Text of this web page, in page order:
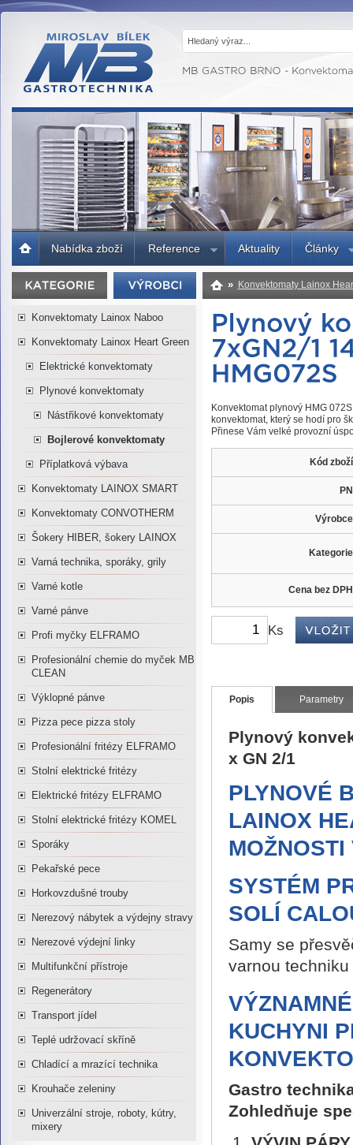
MB GASTRO
BRNO -
Gastrotechnika,
profesionální
kuchyně
strana
Nabídka zboží Reference Aktuality Články
Konvektomaty Lainox Naboo
Konvektomaty Lainox Heart Green
Elektrické konvektomaty
Plynové konvektomaty
Nástřikové konvektomaty
Bojlerové konvektomaty
Příplatková výbava
Konvektomaty LAINOX SMART
Konvektomaty CONVOTHERM
Šokery HIBER, šokery LAINOX
Varná technika, sporáky, grily
Varné kotle
Varné pánve
Profi myčky ELFRAMO
Profesionální chemie do myček MB
CLEAN
Výklopné pánve
Pizza pece pizza stoly
Profesionální fritézy ELFRAMO
Stolní elektrické fritézy
Elektrické fritézy ELFRAMO
Stolní elektrické fritézy KOMEL
Sporáky
Pekařské pece
Horkovzdušné trouby
Nerezový nábytek a výdejny stravy
Nerezové výdejní linky
Multifunkční přístroje
Regenerátory
Transport jídel
Teplé udržovací skříně
Chladící a mrazící technika
Krouhače zeleniny
Univerzální stroje, roboty, kútry,
mixery
» Konvektomaty Lainox
Konvektomat plynový HMG
konvektomat, který se hodí pro
Přinese Vám velké provozní
Kód
Cena bez
Ks
Popis Parametry
Plynový
x GN 2/1
PLYNOVÉ
LAINOX
MOŽNOSTI
SYSTÉM
SOLÍ
Samy se
varnou
KUCHYNI
Gastro
Zohledňuje